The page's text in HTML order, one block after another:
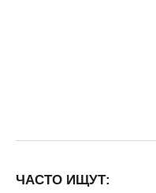
ЧАСТО ИЩУТ: